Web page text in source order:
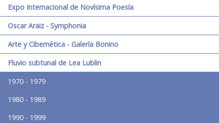
Expo Internacional de Novísima Poesía
Oscar Araiz - Symphonia
Arte y Cibernética - Galería Bonino
Fluvio subtunal de Lea Lublin
1970 - 1979
1980 - 1989
1990 - 1999